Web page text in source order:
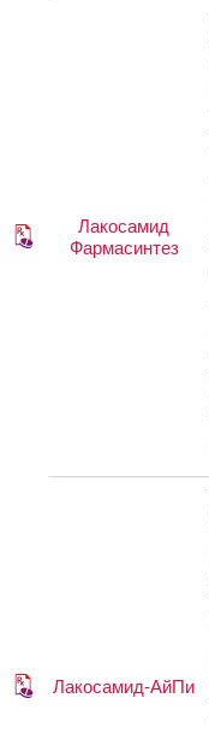
Лакосамид
Фармасинтез
Лакосамид-АйПи